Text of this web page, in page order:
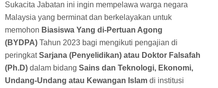
Sukacita Jabatan ini ingin mempelawa warga negara
Malaysia yang berminat dan berkelayakan untuk
memohon Biasiswa Yang di-Pertuan Agong
(BYDPA) Tahun 2023 bagi mengikuti pengajian di
peringkatSarjana (Penyelidikan) atau Doktor Falsafah
(Ph.D) dalam bidang Sains dan Teknologi, Ekonomi,
Undang-Undang atau Kewangan Islam di institusi